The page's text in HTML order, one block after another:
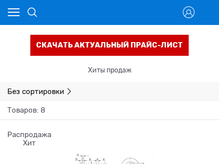
СКАЧАТЬ АКТУАЛЬНЫЙ ПРАЙС-ЛИСТ
Хиты продаж
Без сортировки
Товаров: 8
Распродажа
Хит